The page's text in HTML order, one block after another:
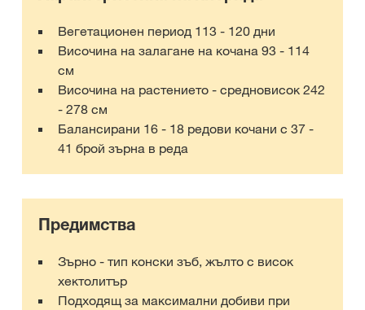
Вегетационен период 113 - 120 дни
Височина на залагане на кочана 93 - 114
см
Височина на растението - средновисок 242
- 278 см
Балансирани 16 - 18 редови кочани с 37 -
41 брой зърна в реда
Предимства
Зърно - тип конски зъб, жълто с висок
хектолитър
Подходящ за максимални добиви при